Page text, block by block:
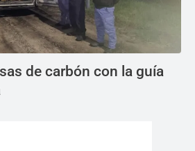
de carbón con la guía